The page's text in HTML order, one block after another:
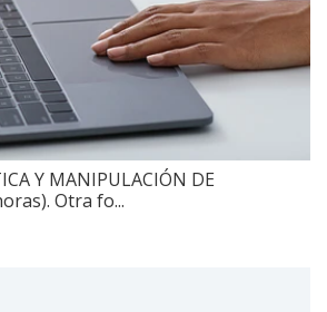
Y MANIPULACIÓN DE
Otra fo...